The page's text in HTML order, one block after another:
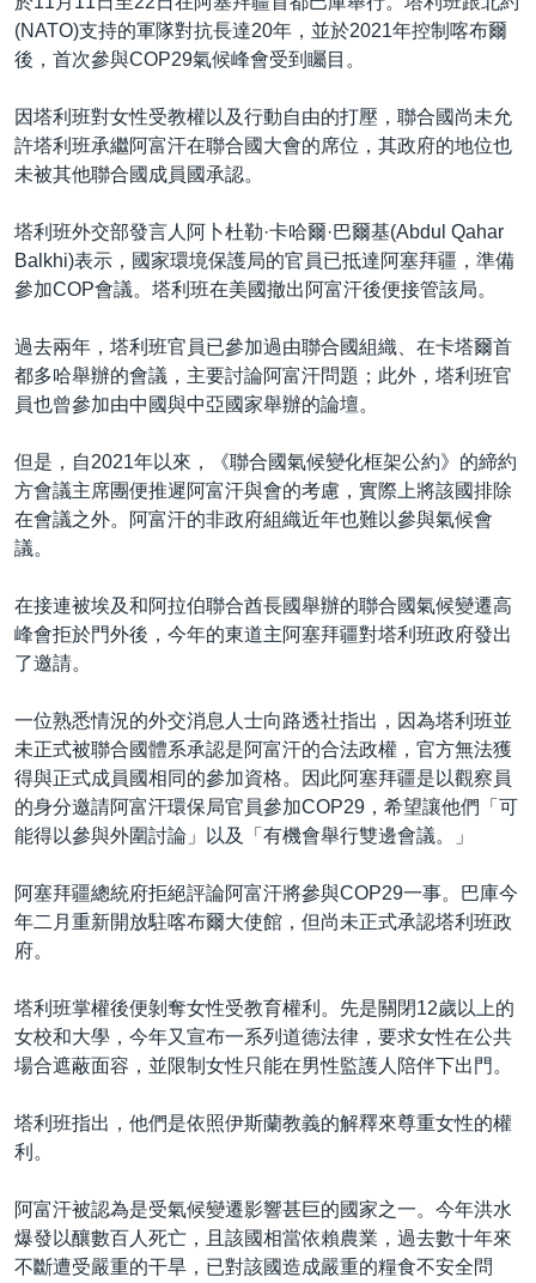
美國透視
建國史話
其他語言網站
(NATO)支持的軍隊對抗長達20年，並於2021年控制喀布爾
後，首次參與COP29氣候峰會受到矚目。
因塔利班對女性受教權以及行動自由的打壓，聯合國尚未允
許塔利班承繼阿富汗在聯合國大會的席位，其政府的地位也
未被其他聯合國成員國承認。
塔利班外交部發言人阿卜杜勒·卡哈爾·巴爾基(Abdul Qahar
Balkhi)表示，國家環境保護局的官員已抵達阿塞拜疆，準備
參加COP會議。塔利班在美國撤出阿富汗後便接管該局。
過去兩年，塔利班官員已參加過由聯合國組織、在卡塔爾首
都多哈舉辦的會議，主要討論阿富汗問題；此外，塔利班官
員也曾參加由中國與中亞國家舉辦的論壇。
但是，自2021年以來，《聯合國氣候變化框架公約》的締約
方會議主席團便推遲阿富汗與會的考慮，實際上將該國排除
在會議之外。阿富汗的非政府組織近年也難以參與氣候會
議。
在接連被埃及和阿拉伯聯合酋長國舉辦的聯合國氣候變遷高
峰會拒於門外後，今年的東道主阿塞拜疆對塔利班政府發出
了邀請。
一位熟悉情況的外交消息人士向路透社指出，因為塔利班並
未正式被聯合國體系承認是阿富汗的合法政權，官方無法獲
得與正式成員國相同的參加資格。因此阿塞拜疆是以觀察員
的身分邀請阿富汗環保局官員參加COP29，希望讓他們「可
能得以參與外圍討論」以及「有機會舉行雙邊會議。」
阿塞拜疆總統府拒絕評論阿富汗將參與COP29一事。巴庫今
年二月重新開放駐喀布爾大使館，但尚未正式承認塔利班政
府。
塔利班掌權後便剝奪女性受教育權利。先是關閉12歲以上的
女校和大學，今年又宣布一系列道德法律，要求女性在公共
場合遮蔽面容，並限制女性只能在男性監護人陪伴下出門。
塔利班指出，他們是依照伊斯蘭教義的解釋來尊重女性的權
利。
阿富汗被認為是受氣候變遷影響甚巨的國家之一。今年洪水
爆發以釀數百人死亡，且該國相當依賴農業，過去數十年來
不斷遭受嚴重的干旱，已對該國造成嚴重的糧食不安全問